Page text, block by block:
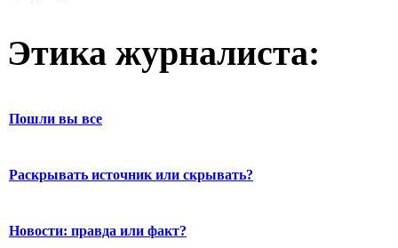
Этика журналиста:
Пошли вы все
Раскрывать источник или скрывать?
Новости: правда или факт?